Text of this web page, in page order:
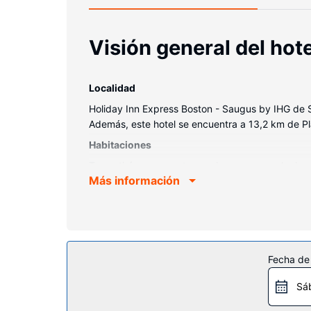
Visión general del
Localidad
Holiday Inn Express Boston - Saugus by IHG
Además, este hotel se encuentra a 13,2 km de
Habitaciones
capa de acolchado adicional y ropa de cama
hotel incluyen conexión a Internet wifi gratis,
En Holiday Inn Express Boston - Saugus by
Más información
Fecha